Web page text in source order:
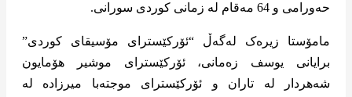
حەورامی و 64 مەقام لە زمانی کوردی سورانی.
مامۆستا زیرەک لەگەڵ “ئۆرکێسترای مۆسیقای کوردی”
برایانی یوسف زەمانی، ئۆرکێسترای موشیر هۆمایون
شەهردار لە تاران و ئۆرکێسترای موجتەبا میرزادە لە